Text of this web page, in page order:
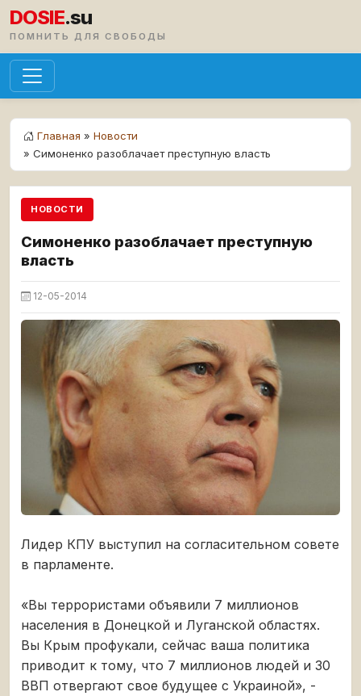
DOSIE.su
ПОМНИТЬ ДЛЯ СВОБОДЫ
Главная » Новости
» Симоненко разоблачает преступную власть
НОВОСТИ
Симоненко разоблачает преступную
власть
12-05-2014
Лидер КПУ выступил на согласительном совете
в парламенте.
«Вы террористами объявили 7 миллионов
населения в Донецкой и Луганской областях.
Вы Крым профукали, сейчас ваша политика
приводит к тому, что 7 миллионов людей и 30
ВВП отвергают свое будущее с Украиной», -